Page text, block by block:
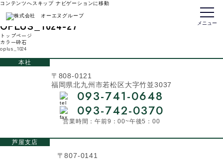
コンテンツへスキップ ナビゲーションに移動
メニュー
oplus_1024
OPLUS_1024-27
トップページ
カラー砕石
oplus_1024
本社
〒808-0121
福岡県北九州市若松区大字竹並3037
093-741-0648
093-742-0370
営業時間：午前9：00~午後5：00
芦屋支店
〒807-0141